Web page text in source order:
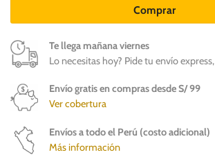
Comprar
Te llega mañana viernes
Lo necesitas hoy? Pide tu envío express,
Envío gratis en compras desde S/ 99
Ver cobertura
Envíos a todo el Perú (costo adicional)
Más información